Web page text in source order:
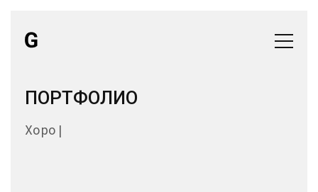
ПОРТФОЛИО
Хорошо сконструированная м